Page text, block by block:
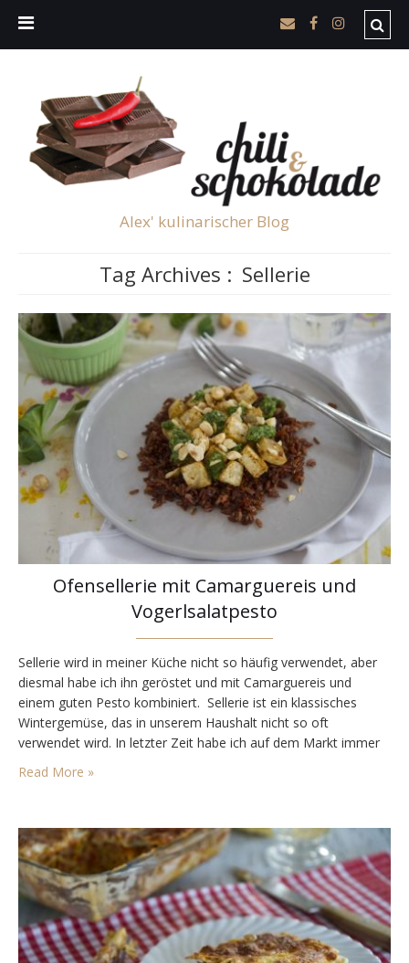
Alex' kulinarischer Blog
Tag Archives : Sellerie
Ofensellerie mit Camarguereis und
Vogerlsalatpesto
Sellerie wird in meiner Küche nicht so häufig verwendet, aber
diesmal habe ich ihn geröstet und mit Camarguereis und
einem guten Pesto kombiniert. Sellerie ist ein klassisches
Wintergemüse, das in unserem Haushalt nicht so oft
verwendet wird. In letzter Zeit habe ich auf dem Markt immer
geschaut, welches Gemüse durchgehend verfügbar ist. Sellerie
lässt sich gut lagern und ist lange…
Read More »